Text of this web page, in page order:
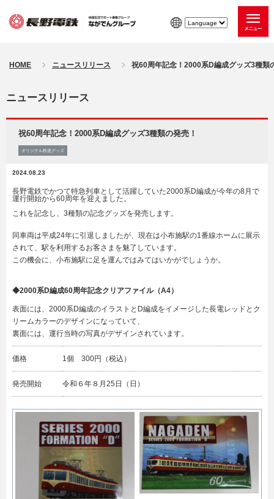
HOME ニュースリリース 祝60周年記念！2000系D編成グッズ3種類
ニュースリリース
祝60周年記念！2000系D編成グッズ3種類の発売！
オリジナル鉄道グッズ
2024.08.23
長野電鉄でかつて特急列車として活躍していた2000系D編成が今年の8月で
運行開始から60周年を迎え ました。
これを記念し、3種類の記念グッズを発売します。
同車両は平成24年に引退しましたが、現在は小布施駅の1番線ホームに展示
されて、駅を利用するお客さまを魅了しています。
この機会に、小布施駅に足を運んではみてはいかがでしょうか。
◆2000系D編成60周年記念クリアファイル（A4）
表面には、2000系D編成のイラストとD編成をイメージした長電レッドとク
リームカラーのデザインになっていて、
裏面には、運行当時の写真がデザインされています。
価格 1個 300円（税込）
発売開始 令和６年８月25日（日）